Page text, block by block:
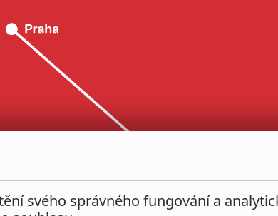
svého správného fungování a